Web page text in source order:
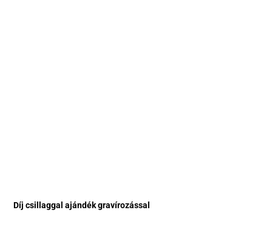
Díj csillaggal ajándék gravírozással